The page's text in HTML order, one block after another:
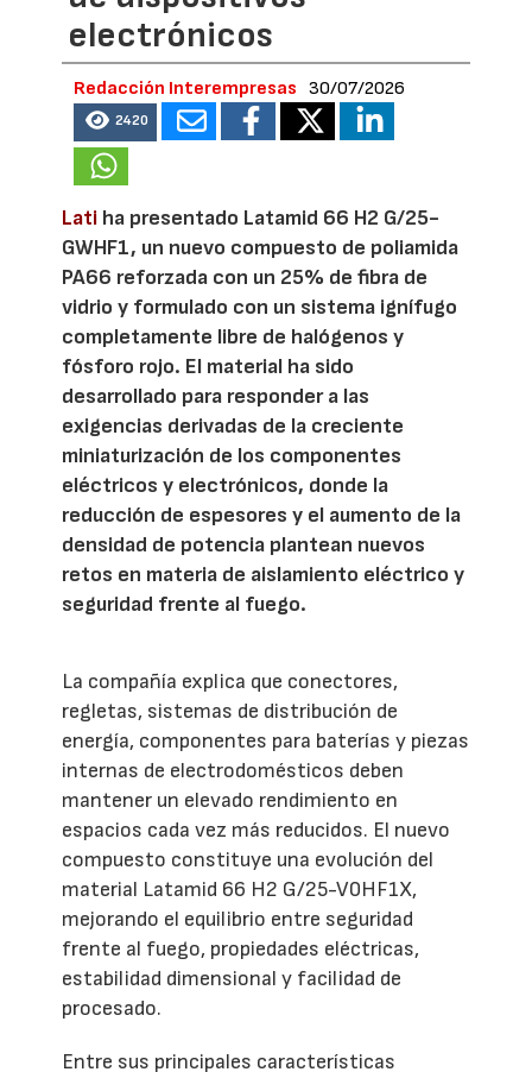
electrónicos
Redacción Interempresas 30/07/2026
2420
Lati ha presentado Latamid 66 H2 G/25-
GWHF1, un nuevo compuesto de poliamida
PA66 reforzada con un 25% de fibra de
vidrio y formulado con un sistema ignífugo
completamente libre de halógenos y
fósforo rojo. El material ha sido
desarrollado para responder a las
exigencias derivadas de la creciente
miniaturización de los componentes
eléctricos y electrónicos, donde la
reducción de espesores y el aumento de la
densidad de potencia plantean nuevos
retos en materia de aislamiento eléctrico y
seguridad frente al fuego.
La compañía explica que conectores,
regletas, sistemas de distribución de
energía, componentes para baterías y piezas
internas de electrodomésticos deben
mantener un elevado rendimiento en
espacios cada vez más reducidos. El nuevo
compuesto constituye una evolución del
material Latamid 66 H2 G/25-V0HF1X,
mejorando el equilibrio entre seguridad
frente al fuego, propiedades eléctricas,
estabilidad dimensional y facilidad de
procesado.
Entre sus principales características